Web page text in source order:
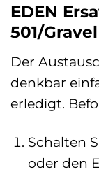
EDEN
501/
Der
denkbar
erledigt.
Schalten
oder den